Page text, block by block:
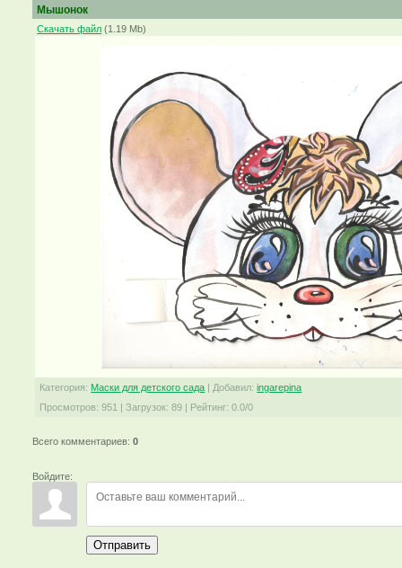
Мышонок
Скачать файл (1.19 Mb)
Категория: Маски для детского сада | Добавил: ingarepina
Просмотров: 951 |Загрузок: 89 | Рейтинг: 0.0/0
Всего комментариев:0
Войдите:
Отправить